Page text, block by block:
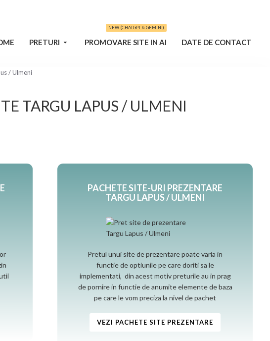
PRETURI PROMOVARE SITE IN AI
NEW (CHATGPT & GEMINI)
DATE DE CONTACT
/ Ulmeni
TARGU LAPUS / ULMENI
PACHETE SITE-URI PREZENTARE
TARGU LAPUS / ULMENI
Pretul unui site de prezentare poate varia in
functie de optiunile pe care doriti sa le
implementati, din acest motiv preturile au in prag
de pornire in functie de anumite elemente de baza
pe care le vom preciza la nivel de pachet
VEZI PACHETE SITE PREZENTARE